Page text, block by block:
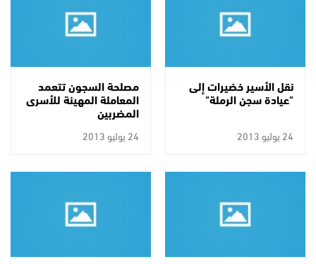
نقل الأسير خضيرات إلى
"عيادة سجن الرملة"
24 يوليو 2013
مصلحة السجون تتعمد
المعاملة المهينة للأسرى
المضربين
24 يوليو 2013